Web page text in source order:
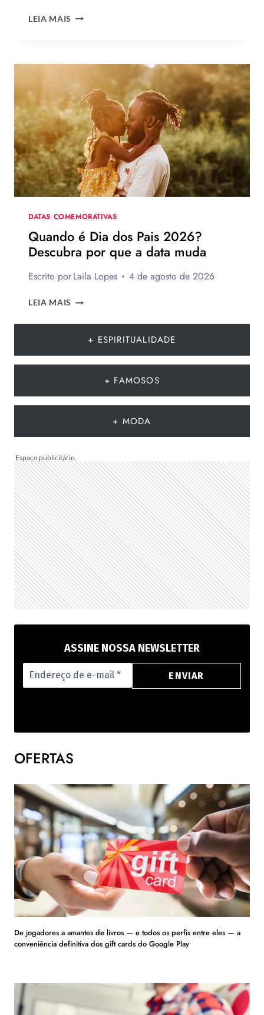
LEIA MAIS CESTA
DOS
MAIS
DE
75
IDEIAS
PARA
TE
INSPIRAR
A
MONTAR
SUA
PRESENTEAR
OU
DATAS COMEMORATIVAS
Quando é Dia dos Pais 2026?
Descubra por que a data muda
Escrito porLaila Lopes 4 de agosto de 2026
LEIA MAIS QUANDO
DIA
QUE
MUDA
+ ESPIRITUALIDADE
+ FAMOSOS
+ MODA
ASSINE NOSSA NEWSLETTER
OFERTAS
De jogadores a amantes de livros — e todos os perfis entre eles — a
conveniência definitiva dos gift cards do Google Play